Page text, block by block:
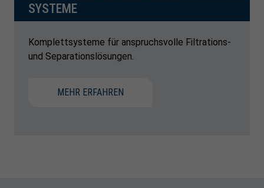
SYSTEME
Komplettsysteme für anspruchsvolle Filtrations-
und Separationslösungen.
MEHR ERFAHREN